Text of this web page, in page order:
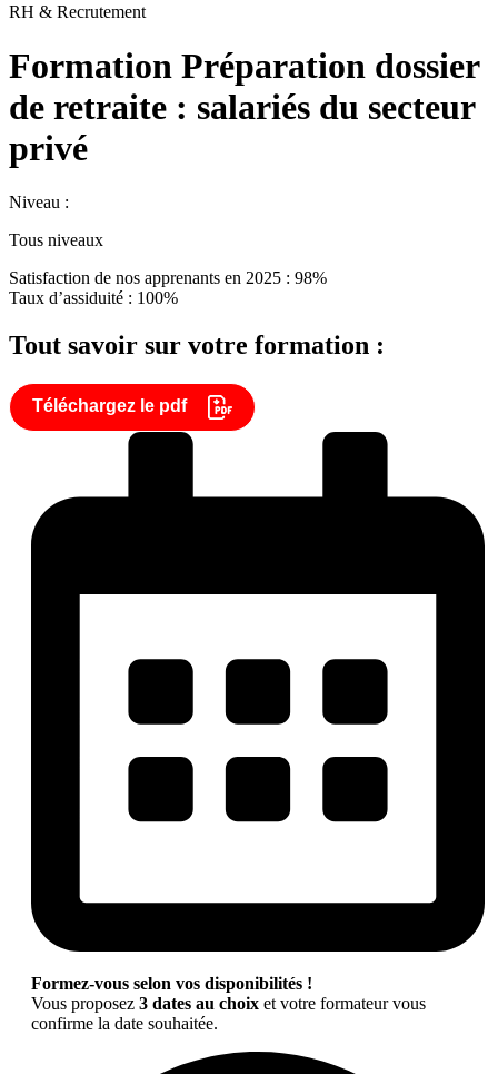
RH & Recrutement
Formation Préparation dossier
de retraite : salariés du secteur
privé
Niveau :
Tous niveaux
Satisfaction de nos apprenants en 2025 : 98%
Taux d’assiduité : 100%
Tout savoir sur votre formation :
Téléchargez le pdf
Formez-vous selon vos disponibilités !
Vous proposez 3 dates au choix et votre formateur vous
confirme la date souhaitée.